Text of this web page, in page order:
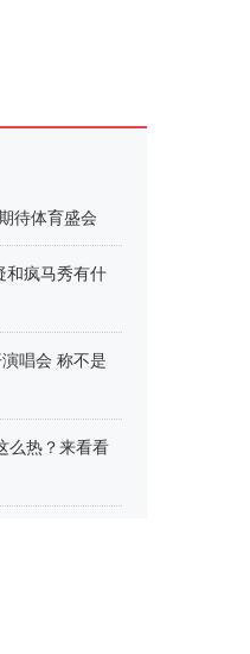
待体育盛会
和疯马秀有什
唱会 称不是
么热？来看看